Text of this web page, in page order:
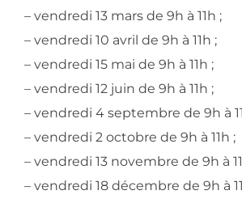
– vendredi 13 mars de 9h à 11h ;
– vendredi 10 avril de 9h à 11h ;
– vendredi 15 mai de 9h à 11h ;
– vendredi 12 juin de 9h à 11h ;
– vendredi 4 septembre de 9h à
– vendredi 2 octobre de 9h à 11h ;
– vendredi 13 novembre de 9h à
– vendredi 18 décembre de 9h à